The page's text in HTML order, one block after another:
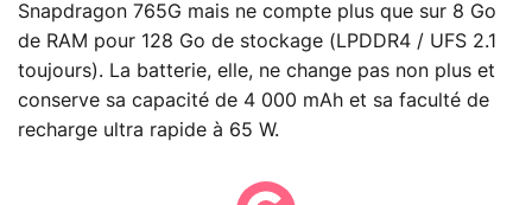
Snapdragon 765G mais ne compte plus que sur 8 Go
de RAM pour 128 Go de stockage (LPDDR4 / UFS 2.1
toujours). La batterie, elle, ne change pas non plus et
conserve sa capacité de 4 000 mAh et sa faculté de
recharge ultra rapide à 65 W.